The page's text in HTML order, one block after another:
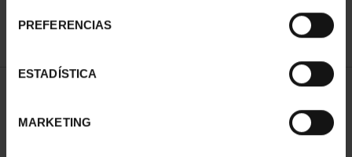
PREFERENCIAS
ESTADÍSTICA
MARKETING